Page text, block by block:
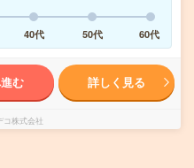
40代 50代 60代
む 詳しく見る
コ株式会社